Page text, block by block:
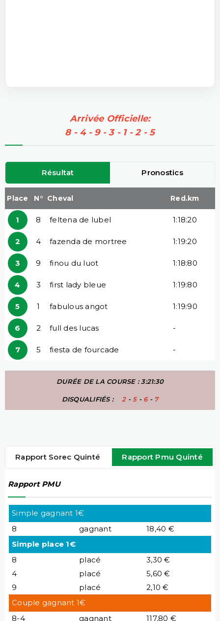
Arrivée Officielle:
8 - 4 - 9 - 3 - 1 - 2 - 5
Résultat Pronostics
Place N° Cheval Red.km
1 8 feltena de lubel 1:18:20
2 4 fazenda de mortree 1:19:20
3 9 finou du luot 1:18:80
4 3 first lady bleue 1:19:80
5 1 fabulous angot 1:19:90
6 2 full des lucas -
7 5 fiesta de fourcade -
DURÉE DE LA COURSE : 3:21:30
DISQUALIFIÉS : 2-5- 6- 7
Rapport Sorec Quinté Rapport Pmu Quinté
Rapport PMU
Simple gagnant 1€
8
gagnant
18,40 €
Simple place 1€
8
placé
3,30 €
4
placé
5,60 €
9
placé
2,10 €
Couple gagnant 1€
8-4
gagnant 117,80 €